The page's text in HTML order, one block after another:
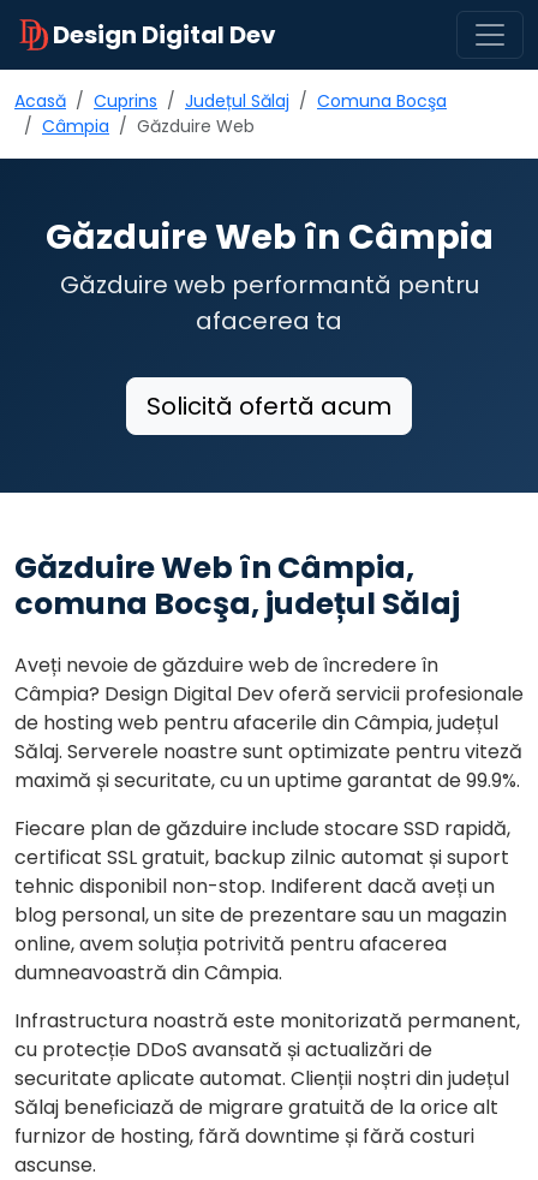
Design Digital Dev
Acasă Cuprins Județul Sălaj
Comuna Bocşa
Câmpia
Găzduire Web
Găzduire Web în Câmpia
Găzduire web performantă pentru
afacerea ta
Solicită ofertă acum
Găzduire Web în Câmpia,
comuna Bocşa, județul Sălaj
Aveți nevoie de găzduire web de încredere în
Câmpia? Design Digital Dev oferă servicii profesionale
de hosting web pentru afacerile din Câmpia, județul
Sălaj. Serverele noastre sunt optimizate pentru viteză
maximă și securitate, cu un uptime garantat de 99.9%.
Fiecare plan de găzduire include stocare SSD rapidă,
certificat SSL gratuit, backup zilnic automat și suport
tehnic disponibil non-stop. Indiferent dacă aveți un
blog personal, un site de prezentare sau un magazin
online, avem soluția potrivită pentru afacerea
dumneavoastră din Câmpia.
Infrastructura noastră este monitorizată permanent,
cu protecție DDoS avansată și actualizări de
securitate aplicate automat. Clienții noștri din județul
Sălaj beneficiază de migrare gratuită de la orice alt
furnizor de hosting, fără downtime și fără costuri
ascunse.